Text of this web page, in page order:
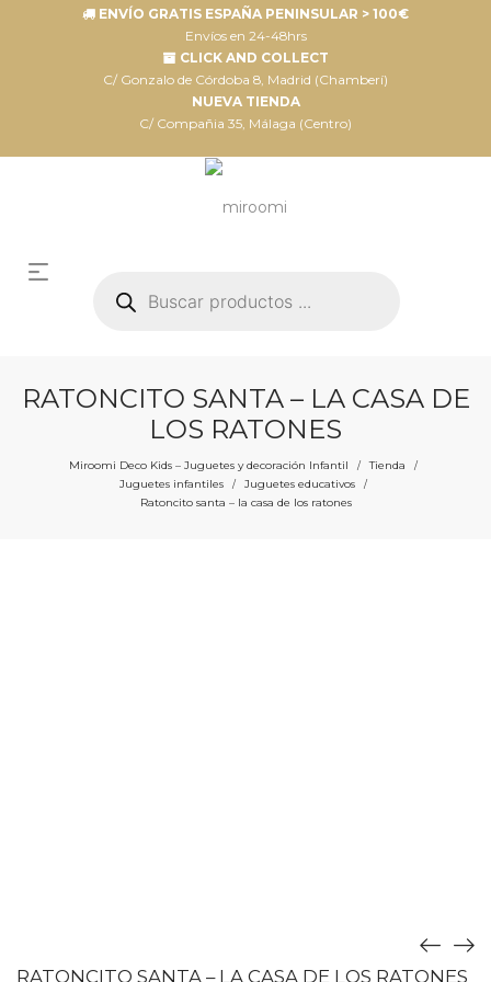
ENVÍO GRATIS ESPAÑA PENINSULAR > 100€
Envíos en 24-48hrs
CLICK AND COLLECT
C/ Gonzalo de Córdoba 8, Madrid (Chamberí)
NUEVA TIENDA
C/ Compañia 35, Málaga (Centro)
productos
RATONCITO SANTA – LA CASA DE
LOS RATONES
Miroomi Deco Kids – Juguetes y decoración Infantil / Tienda /
Juguetes infantiles / Juguetes educativos /
Ratoncito santa – la casa de los ratones
RATONCITO SANTA – LA CASA DE LOS RATONES